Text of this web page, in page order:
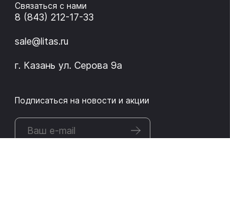
Связаться с нами
8 (843) 212-17-33
sale@litas.ru
г. Казань ул. Серова 9а
Подписаться на новости и акции